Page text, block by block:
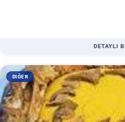
DETAYLI
DIĞER